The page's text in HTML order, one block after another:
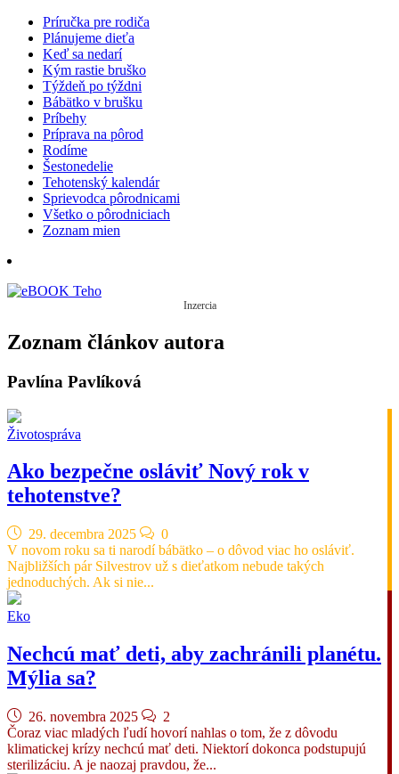
Príručka pre rodiča
Plánujeme dieťa
Keď sa nedarí
Kým rastie bruško
Týždeň po týždni
Bábätko v brušku
Príbehy
Príprava na pôrod
Rodíme
Šestonedelie
Tehotenský kalendár
Sprievodca pôrodnicami
Všetko o pôrodniciach
Zoznam mien
Inzercia
Zoznam článkov autora
Pavlína Pavlíková
Životospráva
Ako bezpečne osláviť Nový rok v
tehotenstve?
29. decembra 2025
0
V novom roku sa ti narodí bábätko – o dôvod viac ho osláviť.
Najbližších pár Silvestrov už s dieťatkom nebude takých
jednoduchých. Ak si nie...
Eko
Nechcú mať deti, aby zachránili planétu.
Mýlia sa?
26. novembra 2025
2
Čoraz viac mladých ľudí hovorí nahlas o tom, že z dôvodu
klimatickej krízy nechcú mať deti. Niektorí dokonca podstupujú
sterilizáciu. A je naozaj pravdou, že...